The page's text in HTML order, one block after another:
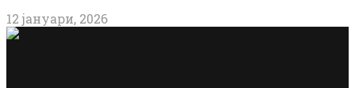
12 јануари, 2026